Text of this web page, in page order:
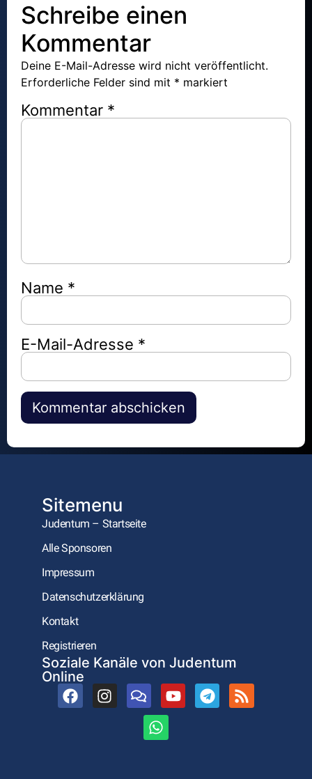
Schreibe einen
Kommentar
Deine E-Mail-Adresse wird nicht veröffentlicht.
Erforderliche Felder sind mit * markiert
Kommentar *
Name *
E-Mail-Adresse *
Alternative:
Sitemenu
Judentum – Startseite
Alle Sponsoren
Impressum
Datenschutzerklärung
Kontakt
Registrieren
Soziale Kanäle von Judentum
Online